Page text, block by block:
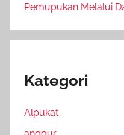
Pemupukan Melalui
Kategori
Alpukat